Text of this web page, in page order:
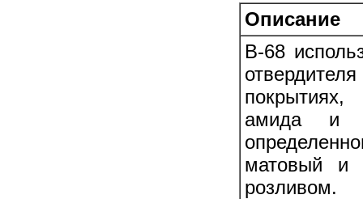
Описание
B-68
покрытиях,
амида и
матовый и
розливом.